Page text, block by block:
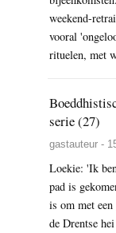
weekend-
vooral
rituelen, met
serie (27)
gastauteur -
Loekie: 'Ik
pad is
is om met
de Drentse